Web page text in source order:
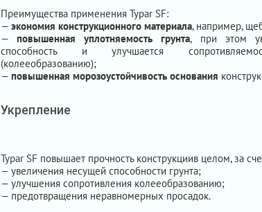
Преимущества применения Typar SF:
— экономия конструкционного материала, например,
—повышенная уплотняемость грунта, при этом
способность и улучшается
(колееобразованию);
— повышенная морозоустойчивость основания
Укрепление
Typar SF повышает прочность конструкциив целом, за
— увеличения несущей способности грунта;
— улучшения сопротивления колееобразованию;
— предотвращения неравномерных просадок.